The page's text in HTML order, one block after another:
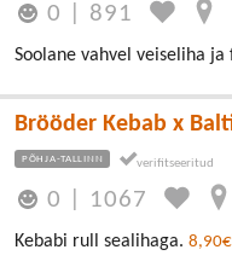
0 891
Soolane vahvel veiseliha
Brööder Kebab x
PÕHJA-TALLINN
0 1067
Kebabi rull sealihaga. 8,90€